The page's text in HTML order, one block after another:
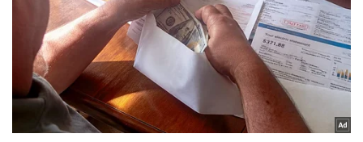
Bóng đá
Lịch thi đấu bóng đá
Thế giới thể thao
eSports
Hậu trường
Ô tô
Xe máy
Tư vấn